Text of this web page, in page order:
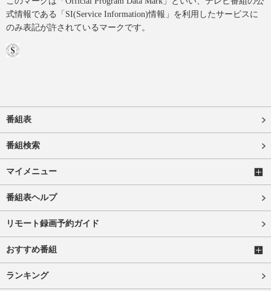
式情報である「SI(Service Information)情報」を利用したサービスに
のみ表記が許されているマークです。
番組表
番組検索
マイメニュー
番組表ヘルプ
リモート録画予約ガイド
おすすめ番組
ランキング